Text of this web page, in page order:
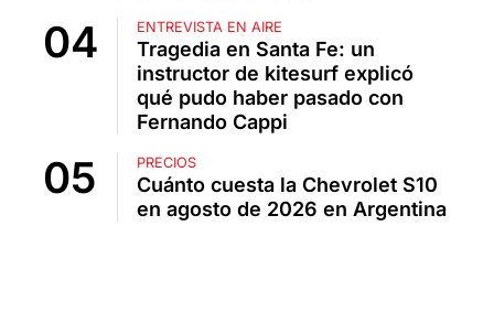
ENTREVISTA EN AIRE
Tragedia en Santa Fe: un
instructor de kitesurf explicó
qué pudo haber pasado con
Fernando Cappi
PRECIOS
Cuánto cuesta la Chevrolet S10
en agosto de 2026 en Argentina